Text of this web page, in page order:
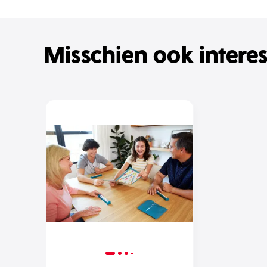
Misschien ook